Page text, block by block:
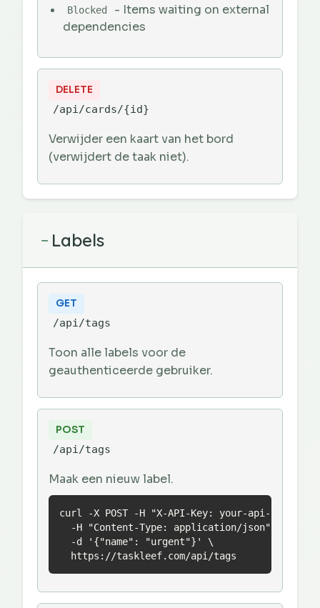
Blocked
- Items waiting on external
dependencies
DELETE
/api/cards/{id}
Verwijder een kaart van het bord
(verwijdert de taak niet).
− Labels
GET
/api/tags
Toon alle labels voor de
geauthenticeerde gebruiker.
POST
/api/tags
Maak een nieuw label.
curl -X POST -H "X-API-Key: your-api-key" \
  -H "Content-Type: application/json" \
  -d '{"name": "urgent"}' \
  https://taskleef.com/api/tags